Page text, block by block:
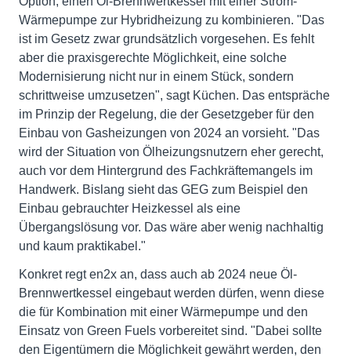
Wärmepumpe zur Hybridheizung zu kombinieren. "Das
ist im Gesetz zwar grundsätzlich vorgesehen. Es fehlt
aber die praxisgerechte Möglichkeit, eine solche
Modernisierung nicht nur in einem Stück, sondern
schrittweise umzusetzen", sagt Küchen. Das entspräche
im Prinzip der Regelung, die der Gesetzgeber für den
Einbau von Gasheizungen von 2024 an vorsieht. "Das
wird der Situation von Ölheizungsnutzern eher gerecht,
auch vor dem Hintergrund des Fachkräftemangels im
Handwerk. Bislang sieht das GEG zum Beispiel den
Einbau gebrauchter Heizkessel als eine
Übergangslösung vor. Das wäre aber wenig nachhaltig
und kaum praktikabel."
Konkret regt en2x an, dass auch ab 2024 neue Öl-
Brennwertkessel eingebaut werden dürfen, wenn diese
die für Kombination mit einer Wärmepumpe und den
Einsatz von Green Fuels vorbereitet sind. "Dabei sollte
den Eigentümern die Möglichkeit gewährt werden, den